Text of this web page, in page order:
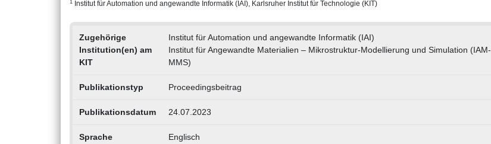
1 Institut für Automation und angewandte Informatik (IAI), Karlsruher Institut für Technologie (KIT)
Zugehörige
Institution(en) am
KIT
Institut für Automation und angewandte Informatik (IAI)
Institut für Angewandte Materialien – Mikrostruktur-Modellierung und Simulation (IAM-
MMS)
Publikationstyp Proceedingsbeitrag
Publikationsdatum 24.07.2023
Sprache Englisch